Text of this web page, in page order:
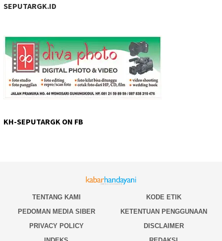
SEPUTARGK.ID
KH-SEPUTARGK ON FB
TENTANG KAMI
KODE ETIK
PEDOMAN MEDIA SIBER
KETENTUAN PENGGUNAAN
PRIVACY POLICY
DISCLAIMER